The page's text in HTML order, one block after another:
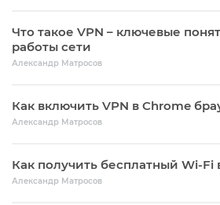
Что такое VPN – ключевые
работы сети
Александр Матросов
Как включить VPN в Chrome
Александр Матросов
Как получить бесплатный Wi-
Александр Матросов